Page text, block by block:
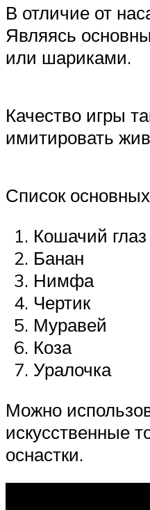
В отличие от
Являясь
или шариками.
Качество игры
имитировать
Список
Кошачий глаз
Банан
Нимфа
Чертик
Муравей
Коза
Уралочка
Можно
искусственные
оснастки.